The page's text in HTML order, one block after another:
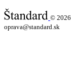
© 2026
oprava@standard.sk